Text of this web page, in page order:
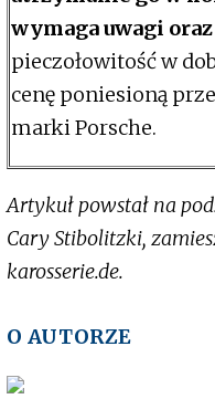
wymaga uwagi
pieczołowitość w
cenę poniesioną
marki Porsche.
Artykuł powstał na
Cary Stibolitzki,
karosserie.de.
O AUTORZE